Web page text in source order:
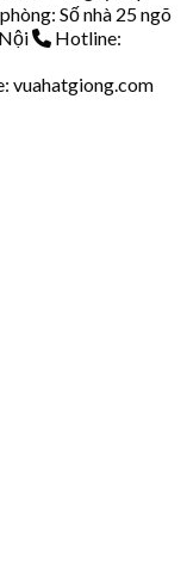
Số nhà 25 ngõ
Hotline:
vuahatgiong.com